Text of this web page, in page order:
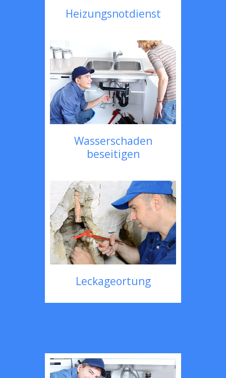
Heizungsnotdienst
Wasserschaden
beseitigen
Leckageortung